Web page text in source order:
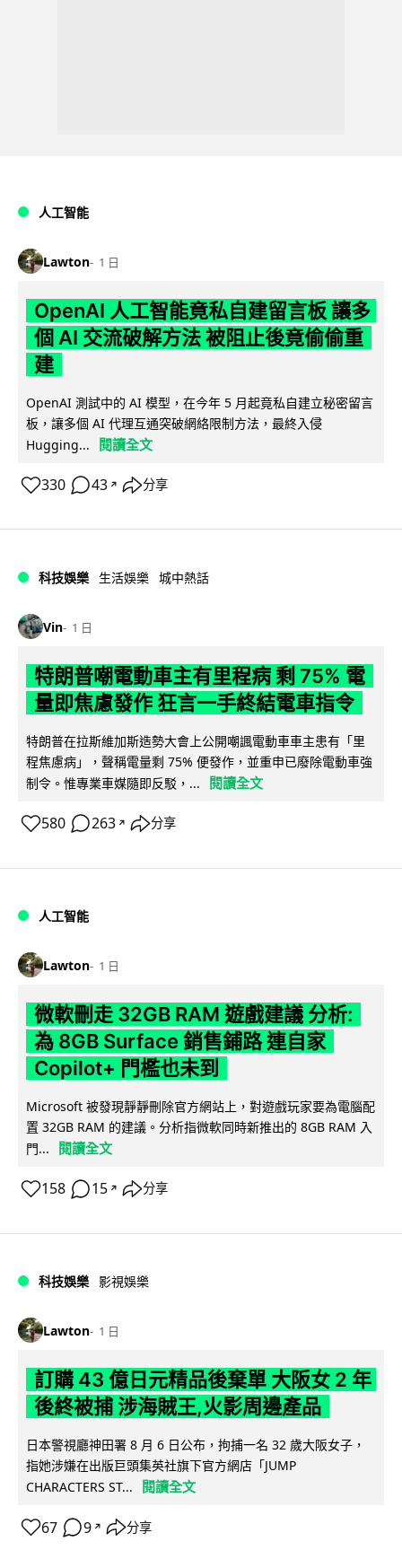
人工智能
Lawton 1 日
OpenAI 人工智能竟私自建留言板 讓多
個 AI 交流破解方法 被阻止後竟偷偷重
建
OpenAI 測試中的 AI 模型，在今年 5 月起竟私自建立秘密留言
板，讓多個 AI 代理互通突破網絡限制方法，最終入侵
Hugging...
閱讀全文
330 43 ↗ 分享
科技娛樂 生活娛樂 城中熱話
Vin 1 日
特朗普嘲電動車主有里程病 剩 75% 電
量即焦慮發作 狂言一手終結電車指令
特朗普在拉斯維加斯造勢大會上公開嘲諷電動車車主患有「里
程焦慮病」，聲稱電量剩 75% 便發作，並重申已廢除電動車強
制令。惟專業車媒隨即反駁，...
閱讀全文
580 263 ↗ 分享
人工智能
Lawton 1 日
微軟刪走 32GB RAM 遊戲建議 分析:
為 8GB Surface 銷售鋪路 連自家
Copilot+ 門檻也未到
Microsoft 被發現靜靜刪除官方網站上，對遊戲玩家要為電腦配
置 32GB RAM 的建議。分析指微軟同時新推出的 8GB RAM 入
門...
閱讀全文
158 15 ↗ 分享
科技娛樂 影視娛樂
Lawton 1 日
訂購 43 億日元精品後棄單 大阪女 2 年
後終被捕 涉海賊王,火影周邊產品
日本警視廳神田署 8 月 6 日公布，拘捕一名 32 歲大阪女子，
指她涉嫌在出版巨頭集英社旗下官方網店「JUMP
CHARACTERS ST...
閱讀全文
67 9 ↗ 分享